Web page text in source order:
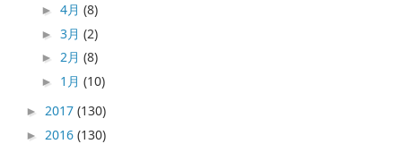
►4月(8)
►3月(2)
►2月(8)
► 1月(10)
►2017(130)
► 2016(130)